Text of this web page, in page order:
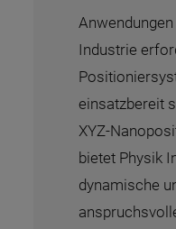
Industrie
einsatzbereit
XYZ-
bietet Physik
dynamische